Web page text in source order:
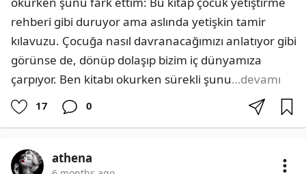
rehberi gibi duruyor ama aslında yetişkin tamir
kılavuzu. Çocuğa nasıl davranacağımızı anlatıyor gibi
görünse de, dönüp dolaşıp bizim iç dünyamıza
çarpıyor. Ben kitabı okurken sürekli şunu…devamı
17 0
athena